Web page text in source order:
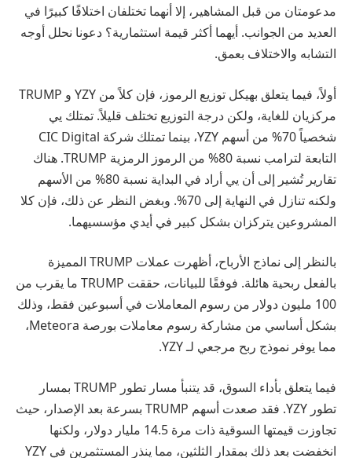
مدعومتان من قبل المشاهير، إلا أنهما تختلفان اختلافًا كبيرًا في
العديد من الجوانب. أيهما أكثر قيمة استثمارية؟ دعونا نحلل أوجه
التشابه والاختلاف بعمق.
أولاً، فيما يتعلق بهيكل توزيع الرموز، فإن كلاً من YZY و TRUMP
مركزيان للغاية، ولكن درجة التوزيع تختلف قليلاً. تمتلك يي
شخصياً 70% من أسهم YZY، بينما تمتلك شركة CIC Digital
التابعة لترامب نسبة 80% من الرموز الرمزية TRUMP. هناك
تقارير تُشير إلى أن يي أراد في البداية نسبة 80% من الأسهم
ولكنه تنازل في النهاية إلى 70%. وبغض النظر عن ذلك، فإن كلا
المشروعين يتركزان بشكل كبير في أيدي مؤسسيهما.
بالنظر إلى نماذج الأرباح، أظهرت عملات TRUMP المميزة
بالفعل ربحية هائلة. فوفقًا للبيانات، حققت TRUMP ما يقرب من
100 مليون دولار من رسوم المعاملات في أسبوعين فقط، وذلك
بشكل أساسي من مشاركة رسوم معاملات بورصة Meteora،
مما يوفر نموذج ربح مرجعي لـ YZY.
فيما يتعلق بأداء السوق، قد يتنبأ مسار تطور TRUMP بمسار
تطور YZY. فقد صعدت أسهم TRUMP بسرعة بعد الإصدار، حيث
تجاوزت قيمتها السوقية ذات مرة 14.5 مليار دولار، ولكنها
انخفضت بعد ذلك بمقدار الثلثين، مما ينذر المستثمرين في YZY